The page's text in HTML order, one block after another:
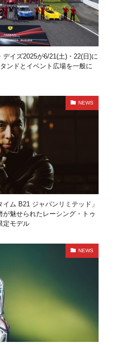
イズ2025が6/21(土)・22(日)に
ンドとイベント広場を一般に
NEWS
ム B21 ジャパンリミテッド」
が魅せられたレーシング・トゥ
定モデル
NEWS